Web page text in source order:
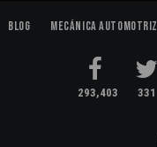
Blog Mecánica Automotriz
293,403 331